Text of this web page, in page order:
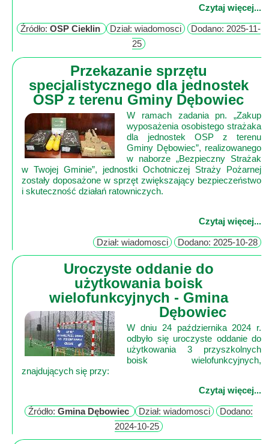
Cieklin
Firmy
Historia
Okolica
Mapa
Beskid
Niski
imprez
zdjęciami
Mapa
filmami
Czytaj więcej...
Źródło: OSP Cieklin Dział: wiadomosci
Dodano: 2025-11-
25
Przekazanie sprzętu
specjalistycznego dla jednostek
OSP z terenu Gminy Dębowiec
W ramach zadania pn. „Zakup
wyposażenia osobistego strażaka
dla jednostek OSP z terenu
Gminy Dębowiec”, realizowanego
w naborze „Bezpieczny Strażak
w Twojej Gminie”, jednostki Ochotniczej Straży Pożarnej
zostały doposażone w sprzęt zwiększający bezpieczeństwo
Czytaj więcej...
Dział: wiadomosci Dodano: 2025-10-28
Uroczyste oddanie do
użytkowania boisk
wielofunkcyjnych - Gmina
Dębowiec
W dniu 24 października 2024 r.
odbyło się uroczyste oddanie do
użytkowania 3 przyszkolnych
boisk wielofunkcyjnych,
znajdujących się przy:
Czytaj więcej...
Źródło: Gmina Dębowiec Dział: wiadomosci
Dodano:
2024-10-25